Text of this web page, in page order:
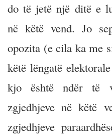
do të jetë një ditë e
në këtë vend. Jo
opozita (e cila ka me
këtë lëngatë
kjo është ndër të
zgjedhjeve në këtë
zgjedhjeve